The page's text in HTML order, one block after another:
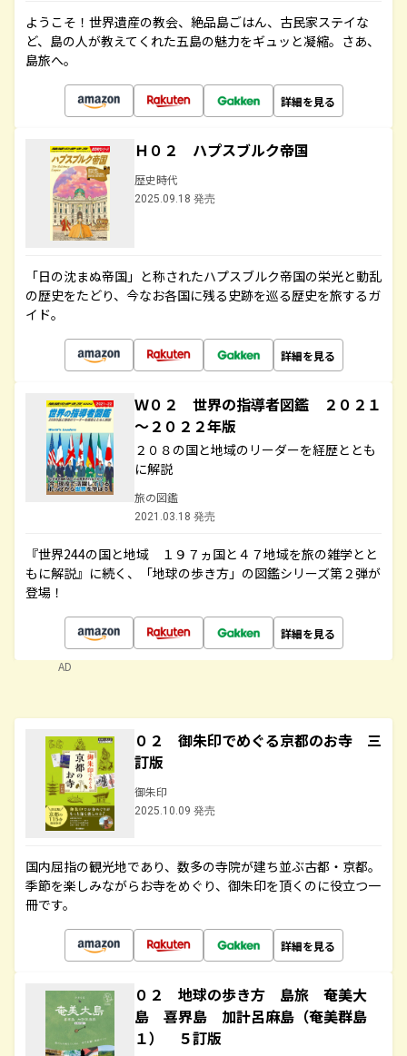
ようこそ！世界遺産の教会、絶品島ごはん、古民家ステイな
ど、島の人が教えてくれた五島の魅力をギュッと凝縮。さあ、
島旅へ。
詳細を見る
Ｈ０２ ハプスブルク帝国
歴史時代
2025.09.18 発売
「日の沈まぬ帝国」と称されたハプスブルク帝国の栄光と動乱
の歴史をたどり、今なお各国に残る史跡を巡る歴史を旅するガ
イド。
詳細を見る
Ｗ０２ 世界の指導者図鑑 ２０２１
～２０２２年版
２０８の国と地域のリーダーを経歴ととも
に解説
旅の図鑑
2021.03.18 発売
『世界244の国と地域 １９７ヵ国と４７地域を旅の雑学とと
もに解説』に続く、「地球の歩き方」の図鑑シリーズ第２弾が
登場！
詳細を見る
AD
０２ 御朱印でめぐる京都のお寺 三
訂版
御朱印
2025.10.09 発売
国内屈指の観光地であり、数多の寺院が建ち並ぶ古都・京都。
季節を楽しみながらお寺をめぐり、御朱印を頂くのに役立つ一
冊です。
詳細を見る
０２ 地球の歩き方 島旅 奄美大
島 喜界島 加計呂麻島（奄美群島
１） ５訂版